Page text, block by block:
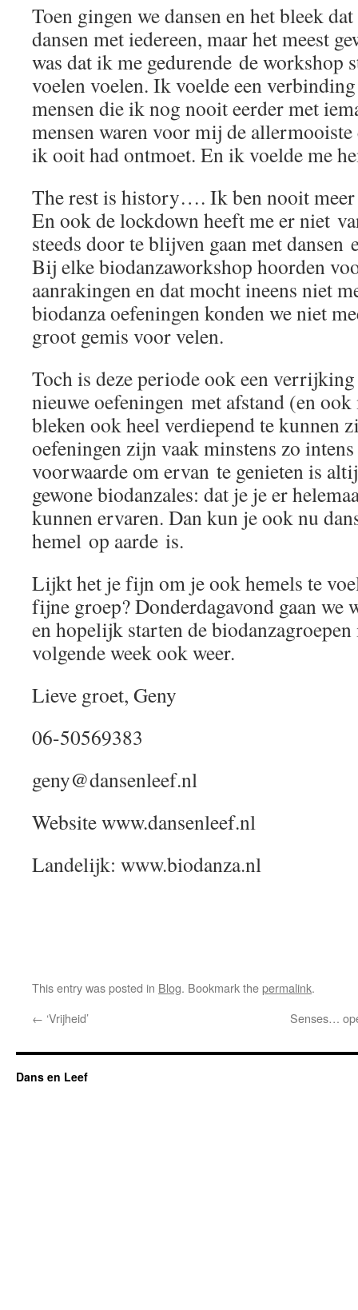
Toen gingen we dansen en het bleek
dansen met iedereen, maar het meest
was dat ik me gedurende de workshop
voelen voelen. Ik voelde een
mensen die ik nog nooit eerder met
mensen waren voor mij de
ik ooit had ontmoet. En ik voelde me
The rest is history…. Ik ben nooit meer
En ook de lockdown heeft me er niet
steeds door te blijven gaan met dansen
Bij elke biodanzaworkshop hoorden
aanrakingen en dat mocht ineens niet
biodanza oefeningen konden we niet
groot gemis voor velen.
Toch is deze periode ook een
nieuwe oefeningen met afstand (en
bleken ook heel verdiepend te kunnen
oefeningen zijn vaak minstens zo
voorwaarde om ervan te genieten is
gewone biodanzales: dat je je er
kunnen ervaren. Dan kun je ook nu
hemel op aarde is.
Lijkt het je fijn om je ook hemels te
fijne groep? Donderdagavond gaan we
en hopelijk starten de
volgende week ook weer.
Lieve groet, Geny
06-50569383
geny@dansenleef.nl
Website www.dansenleef.nl
Landelijk: www.biodanza.nl
This entry was posted in Blog. Bookmark thepermalink.
← ‘Vrijheid’ Senses…
Dans en Leef